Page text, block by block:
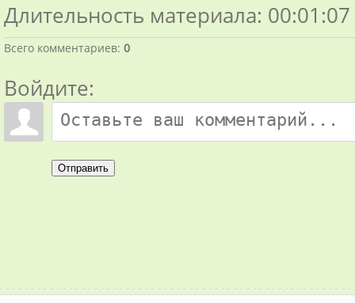
Длительность материала: 00:01:07
Всего комментариев: 0
Войдите:
Отправить